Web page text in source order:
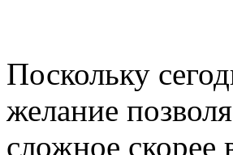
Поскольку
желание
сложное скорее